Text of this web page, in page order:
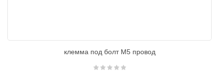
клемма под болт М5 провод